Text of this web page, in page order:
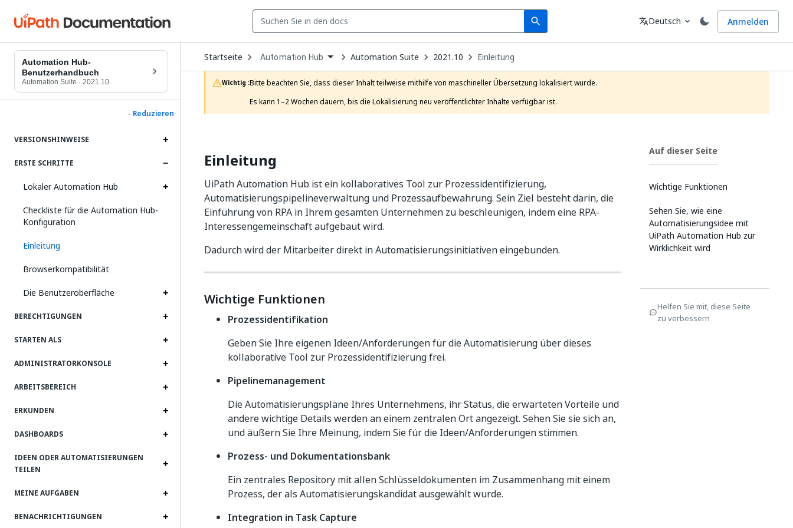
search
Search Sprache
translateDeutsch expand_more Anmelden
Automation Hub-
Benutzerhandbuch
Automation Suite · 2021.10
- Reduzieren
VERSIONSHINWEISE
ERSTE SCHRITTE
Lokaler Automation Hub
Checkliste für die Automation Hub-
Konfiguration
Einleitung
Browserkompatibilität
Die Benutzeroberfläche
BERECHTIGUNGEN
STARTEN ALS
ADMINISTRATORKONSOLE
ARBEITSBEREICH
ERKUNDEN
DASHBOARDS
IDEEN ODER AUTOMATISIERUNGEN
TEILEN
MEINE AUFGABEN
BENACHRICHTIGUNGEN
Startseite Open
Dropdown
to
choose
product
Automation Hub Automation Suite 2021.10 Einleitung
Wichtig :Bitte beachten Sie, dass dieser Inhalt teilweise mithilfe von maschineller Übersetzung lokalisiert wurde.
Es kann 1–2 Wochen dauern, bis die Lokalisierung neu veröffentlichter Inhalte verfügbar ist.
Einleitung
UiPath Automation Hub ist ein kollaboratives Tool zur Prozessidentifizierung,
Automatisierungspipelineverwaltung und Prozessaufbewahrung. Sein Ziel besteht darin, die
Einführung von RPA in Ihrem gesamten Unternehmen zu beschleunigen, indem eine RPA-
Interessengemeinschaft aufgebaut wird.
Dadurch wird der Mitarbeiter direkt in Automatisierungsinitiativen eingebunden.
Wichtige Funktionen
Prozessidentifikation
Geben Sie Ihre eigenen Ideen/Anforderungen für die Automatisierung über dieses
kollaborative Tool zur Prozessidentifizierung frei.
Pipelinemanagement
Die Automatisierungspläne Ihres Unternehmens, ihr Status, die erwarteten Vorteile und
andere wichtige Details werden an einem zentralen Ort angezeigt. Sehen Sie sie sich an,
und äußern Sie Ihre Meinung, indem Sie für die Ideen/Anforderungen stimmen.
Prozess- und Dokumentationsbank
Ein zentrales Repository mit allen Schlüsseldokumenten im Zusammenhang mit einem
Prozess, der als Automatisierungskandidat ausgewählt wurde.
Integration in Task Capture
Auf dieser Seite
Wichtige Funktionen
Sehen Sie, wie eine
Automatisierungsidee mit
UiPath Automation Hub zur
Wirklichkeit wird
Helfen Sie mit, diese Seite
zu verbessern